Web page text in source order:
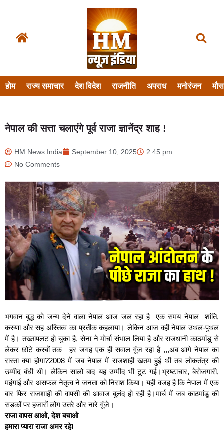
होम राज्य समाचार देश विदेश राजनीति अपराध मनोरंजन
नेपाल की सत्ता चलाएंगे पूर्व राजा ज्ञानेंद्र शाह !
HM News India September 10, 2025
2:45 pm
No Comments
भगवान बुद्ध को जन्म देने वाला नेपाल आज जल रहा है एक समय नेपाल शांति,
करुणा और सह अस्तित्व का प्रतीक कहलाया। लेकिन आज वही नेपाल उथल-पुथल
में है। तख्तापलट हो चुका है, सेना ने मोर्चा संभाल लिया है और राजधानी काठमांडू से
लेकर छोटे कस्बों तक—हर जगह एक ही सवाल गूंज रहा है ,,,अब आगे नेपाल का
रास्ता क्या होगा?2008 में जब नेपाल में राजशाही ख़तम हुई थी तब लोकतंत्र की
उम्मीद बंधी थी। लेकिन सालो बाद यह उम्मीद भी टूट गई।भ्रष्टाचार, बेरोजगारी,
महंगाई और असफल नेतृत्व ने जनता को निराश किया। यही वजह है कि नेपाल में एक
बार फिर राजशाही की वापसी की आवाज बुलंद हो रही है।मार्च में जब काठमांडू की
सड़कों पर हजारों लोग उतरे और नारे गूंजे।
राजा वापस आओ, देश बचाओ
हमारा प्यारा राजा अमर रहे!